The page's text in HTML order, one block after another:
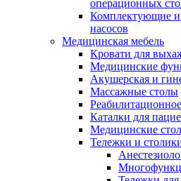
операционных
Комплектующие и
насосов
Медицинская мебель
Кровати для
Медицинские
Акушерская и
Массажные столы
Каталки для
Медицинские
Тележки и